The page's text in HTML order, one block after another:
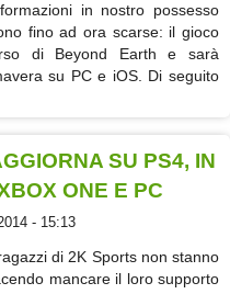
in nostro possesso
fino ad ora scarse: il gioco
di Beyond Earth e sarà
su PC e iOS. Di seguito
SU PS4, IN
ONE E PC
- 15:13
di 2K Sports non stanno
mancare il loro supporto